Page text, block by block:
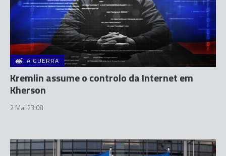
A GUERRA
Kremlin assume o controlo da Internet em
Kherson
2 Mai 23:08